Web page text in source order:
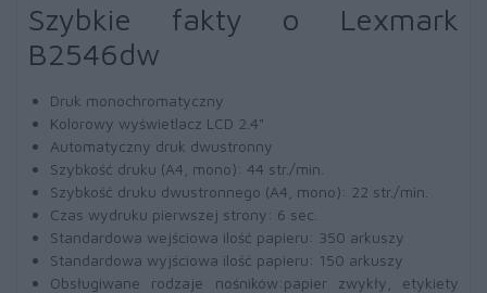
Szybkie fakty o Lexmark
B2546dw
Druk monochromatyczny
Kolorowy wyświetlacz LCD 2.4"
Automatyczny druk dwustronny
Szybkość druku (A4, mono): 44 str./min.
Szybkość druku dwustronnego (A4, mono): 22 str./min.
Czas wydruku pierwszej strony: 6 sec.
Standardowa wejściowa ilość papieru: 350 arkuszy
Standardowa wyjściowa ilość papieru: 150 arkuszy
Obsługiwane rodzaje nośników:papier zwykły, etykiety